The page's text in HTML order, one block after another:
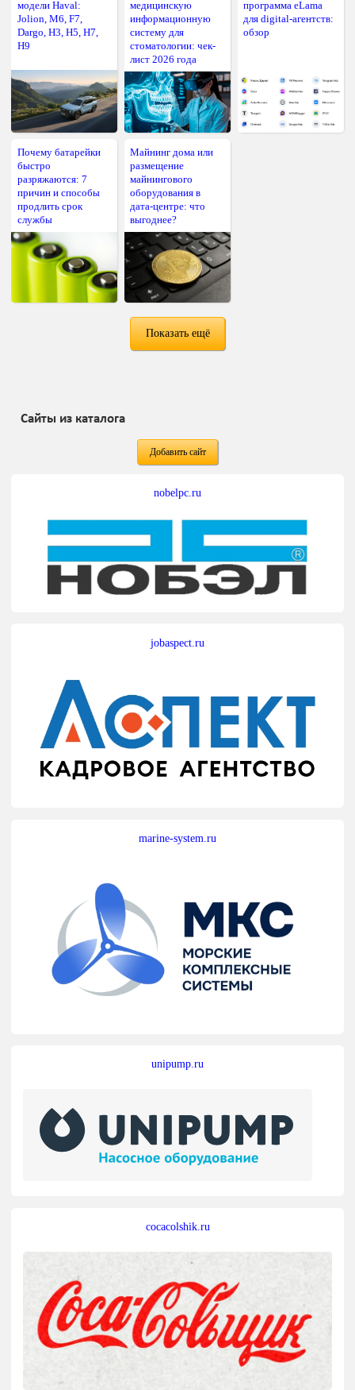
модели Haval:
Jolion, M6, F7,
Dargo, H3, H5, H7,
H9
медицинскую
информационную
систему для
стоматологии: чек-
лист 2026 года
программа eLama
для digital-агентств:
обзор
Почему батарейки
быстро
разряжаются: 7
причин и способы
продлить срок
службы
Майнинг дома или
размещение
майнингового
оборудования в
дата-центре: что
выгоднее?
Показать ещё
Сайты из каталога
Добавить сайт
nobelpc.ru
jobaspect.ru
marine-system.ru
unipump.ru
cocacolshik.ru